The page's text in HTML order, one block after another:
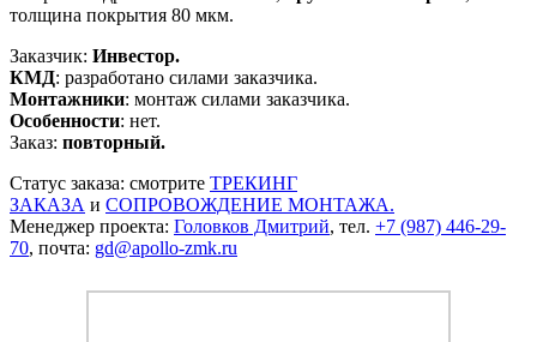
толщина покрытия 80 мкм.
Заказчик: Инвестор.
КМД: разработано силами заказчика.
Монтажники: монтаж силами заказчика.
Особенности: нет.
Заказ: повторный.
Статус заказа: смотрите ТРЕКИНГ
ЗАКАЗА и СОПРОВОЖДЕНИЕ МОНТАЖА.
Менеджер проекта: Головков Дмитрий, тел. +7 (987) 446-29-
70, почта: gd@apollo-zmk.ru